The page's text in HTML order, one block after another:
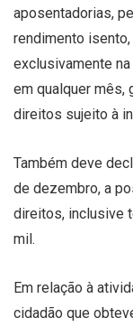
aposentadorias,
rendimento
exclusivamente
em qualquer mês,
direitos sujeito à
Também deve
de dezembro, a
direitos, inclusive
mil.
Em relação à
cidadão que